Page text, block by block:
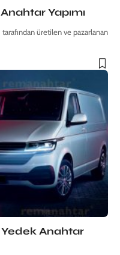
Yapımı
üretilen ve pazarlanan
Anahtar